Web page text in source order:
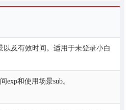
以及有效时间。适用于未登录小白
exp和使用场景sub。